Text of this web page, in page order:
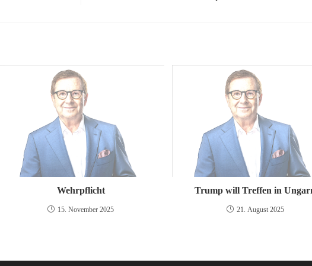
Wehrpflicht
15. November 2025
Trump will Treffen in
21. August 2025